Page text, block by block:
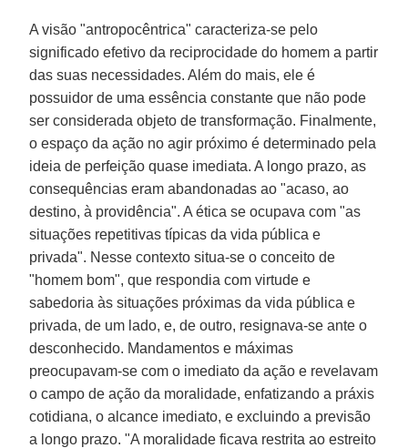
A visão "antropocêntrica" caracteriza-se pelo
significado efetivo da reciprocidade do homem a partir
das suas necessidades. Além do mais, ele é
possuidor de uma essência constante que não pode
ser considerada objeto de transformação. Finalmente,
o espaço da ação no agir próximo é determinado pela
ideia de perfeição quase imediata. A longo prazo, as
consequências eram abandonadas ao "acaso, ao
destino, à providência". A ética se ocupava com "as
situações repetitivas típicas da vida pública e
privada". Nesse contexto situa-se o conceito de
"homem bom", que respondia com virtude e
sabedoria às situações próximas da vida pública e
privada, de um lado, e, de outro, resignava-se ante o
desconhecido. Mandamentos e máximas
preocupavam-se com o imediato da ação e revelavam
o campo de ação da moralidade, enfatizando a práxis
cotidiana, o alcance imediato, e excluindo a previsão
a longo prazo. "A moralidade ficava restrita ao estreito